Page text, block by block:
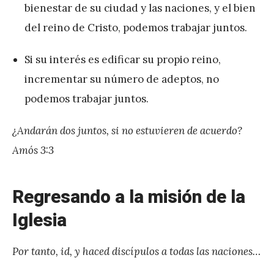
bienestar de su ciudad y las naciones, y el bien
del reino de Cristo, podemos trabajar juntos.
Si su interés es edificar su propio reino,
incrementar su número de adeptos, no
podemos trabajar juntos.
¿Andarán dos juntos, si no estuvieren de acuerdo?
Amós 3:3
Regresando a la misión de la
Iglesia
Por tanto, id, y haced discípulos a todas las naciones…